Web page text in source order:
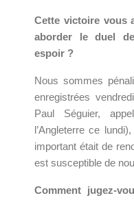
Cette victoire vous
aborder le duel
espoir ?
Nous sommes
enregistrées
Paul Séguier,
l’Angleterre ce
important était de
est susceptible de
Comment jugez-